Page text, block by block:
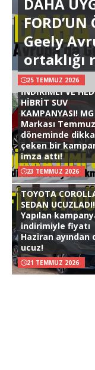
Geely
ortaklığı
25 TEMMUZ 2026
İNDİRİMLİ VE
HİBRİT SUV
KAMPANYASI! MG
Markası
döneminde
çeken bir
imza attı!
23 TEMMUZ 2026
TOYOTA
SEDAN UCUZLADI!
Yapılan
indirimiyle fiyatı
Haziran ayından
ucuz!
21 TEMMUZ 2026